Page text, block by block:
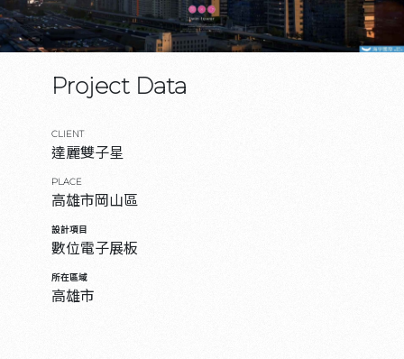
Project Data
CLIENT
達麗雙子星
PLACE
高雄市岡山區
設計項目
數位電子展板
所在區域
高雄市